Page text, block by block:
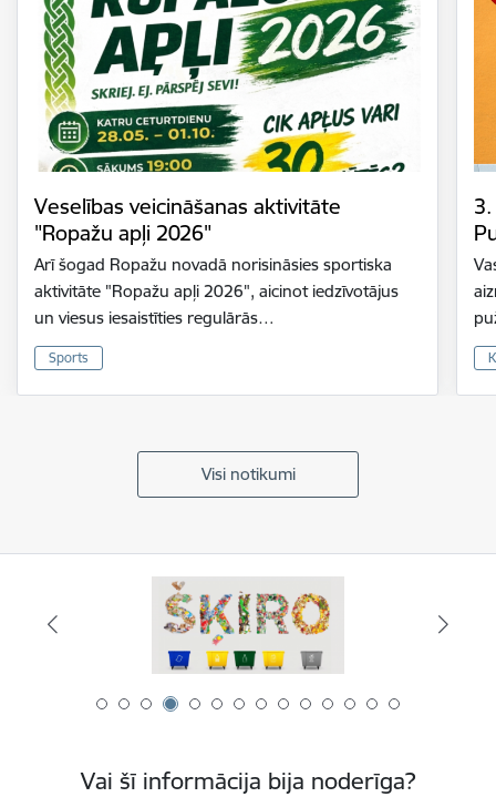
Veselības veicināšanas aktivitāte
"Ropažu apļi 2026"
Arī šogad Ropažu novadā norisināsies sportiska
aktivitāte "Ropažu apļi 2026", aicinot iedzīvotājus
un viesus iesaistīties regulārās…
Sports
Visi notikumi
Vai šī informācija bija noderīga?